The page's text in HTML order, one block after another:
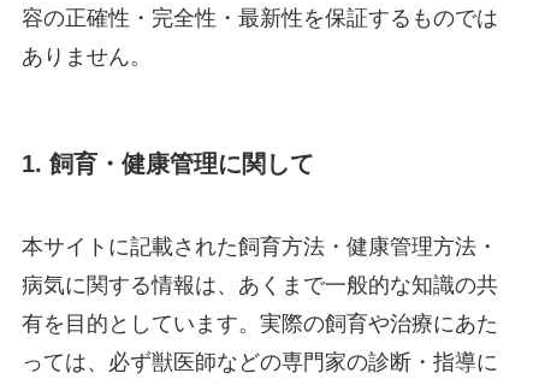
容の正確性・完全性・最新性を保証するものでは
ありません。
1. 飼育・健康管理に関して
本サイトに記載された飼育方法・健康管理方法・
病気に関する情報は、あくまで一般的な知識の共
有を目的としています。実際の飼育や治療にあた
っては、必ず獣医師などの専門家の診断・指導に